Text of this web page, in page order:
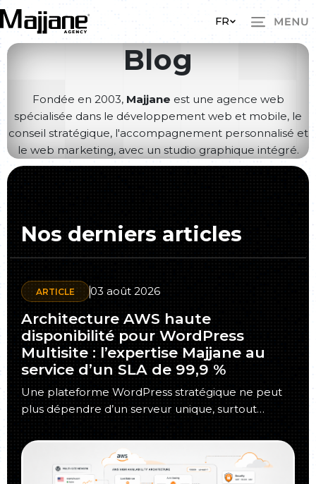
Skip to main content
FR
Blog
Fondée en 2003, Majjane est une agence web
spécialisée dans le développement web et mobile, le
conseil stratégique, l'accompagnement personnalisé et
le web marketing, avec un studio graphique intégré.
Nos derniers articles
ARTICLE 03 août 2026
Architecture AWS haute
disponibilité pour WordPress
Multisite : l’expertise Majjane au
service d’un SLA de 99,9 %
Une plateforme WordPress stratégique ne peut
plus dépendre d’un serveur unique, surtout
contenus…